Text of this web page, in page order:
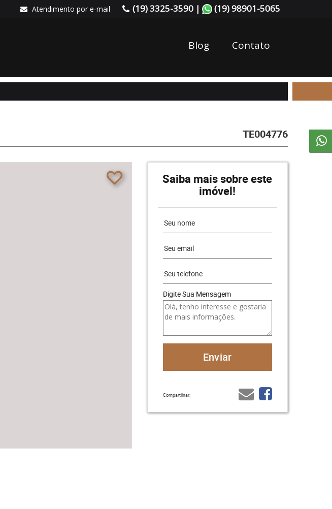
Atendimento por e-mail (19) 3325-3590 | (19) 98901-5065
Blog Contato
TE004776
Saiba mais sobre este
imóvel!
Digite Sua Mensagem
Compartilhar: